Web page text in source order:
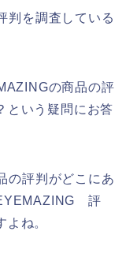
判を調査している
の商品の評
という疑問にお答
の評判がどこにあ
評
ね。